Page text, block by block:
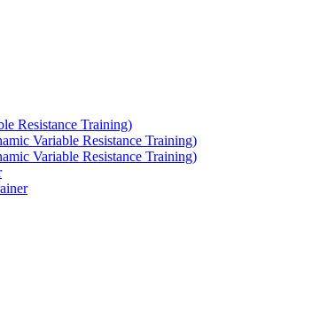
Resistance Training)
Variable Resistance Training)
Variable Resistance Training)